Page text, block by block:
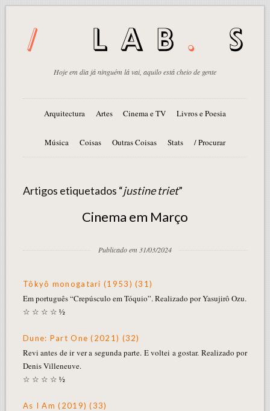
Hoje em dia já ninguém lá vai, aquilo está cheio de gente
Arquitectura Artes Cinema e TV Livros e Poesia
Música Coisas Outras Coisas Stats / Procurar
Artigos etiquetados “justine triet”
Cinema em Março
Publicado em 31/03/2024
Tôkyô monogatari (1953) (31)
Em português “Crepúsculo em Tóquio”. Realizado por Yasujirô Ozu.
☆ ☆ ☆ ☆ ½
Dune: Part One (2021) (32)
Revi antes de ir ver a segunda parte. E voltei a gostar. Realizado por
Denis Villeneuve.
☆ ☆ ☆ ☆ ½
As I Am (2019) (33)